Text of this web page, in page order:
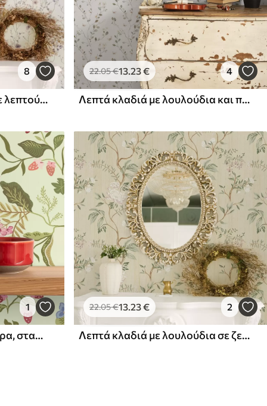
8
Μικρά αγριολούλουδα με λεπτούς μίσχους σε ανοιχτό φόντο
22.05€13.23€ 4
Λεπτά κλαδιά με λουλούδια και πεταλούδες σε λευκό φόντο
1
Ανθισμένος κήπος με μούρα, σταφύλια και αγριολούλουδα
22.05€13.23€ 2
Λεπτά κλαδιά με λουλούδια σε ζεστό κρεμ φόντο